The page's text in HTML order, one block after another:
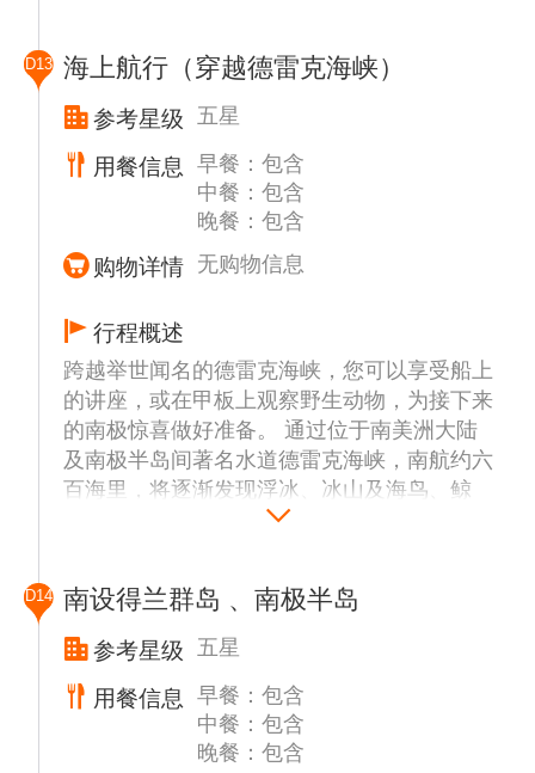
《南极条约》不仅让这片大陆远离了军事，也
涵盖了在这里活动的各种规范。我们一直恪守
这些原则，确保脆弱的环境不被干扰。船上的
讲座亦有助于此，使您通过这些体验获益匪
浅。其外，船上还将进行冲锋衣的发放和借用
登陆靴的领取。
为了避免外来物种对南极环境的影响，游轮上
适时安排除尘活动：彻底清洁和检查衣物，检
查所有衣物，包括口袋、接缝、尼龙搭扣和鞋
底，清除尘土和有机物。
D13 海上航行（穿越德雷克海峡）
参考星级 五星
用餐信息
早餐：包含
中餐：包含
晚餐：包含
购物详情 无购物信息
行程概述
跨越举世闻名的德雷克海峡，您可以享受船上
的讲座，或在甲板上观察野生动物，为接下来
的南极惊喜做好准备。 通过位于南美洲大陆
及南极半岛间著名水道德雷克海峡，南航约六
百海里，将逐渐发现浮冰、冰山及海鸟、鲸
鱼。在穿越大海前往南极的旅程中，船上将举
将获得到访这一脆弱环境的全面旅行指南。
《南极条约》不仅让这片大陆远离了军事，也
涵盖了在这里活动的各种规范。我们一直恪守
这些原则，确保脆弱的环境不被干扰。船上的
讲座亦有助于此，使您通过这些体验获益匪
浅。其外，船上还将进行冲锋衣的发放和借用
登陆靴的领取。
D14 南设得兰群岛 、南极半岛
参考星级 五星
用餐信息
早餐：包含
中餐：包含
晚餐：包含